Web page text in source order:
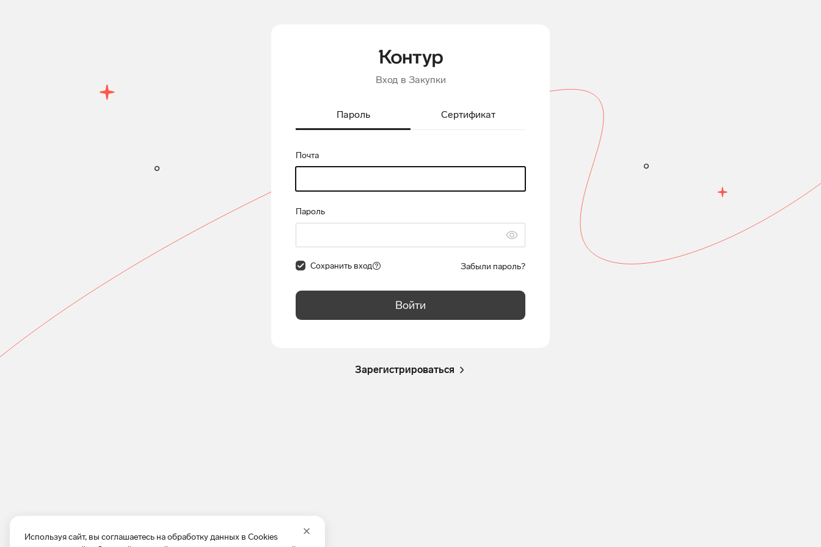
Используя сайт, вы соглашаетесь на обработку данных в Cookies
Вход в Закупки
Пароль Сертификат
Почта
Пароль
Сохранить вход Забыли пароль?
Войти
Зарегистрироваться